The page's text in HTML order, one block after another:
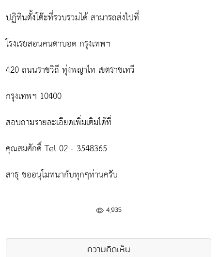
ปฏิทินตั้งโต๊ะที่รวบรวมได้ สามารถส่งไปที่
โรงเรยสอนคนตาบอด กรุงเทพฯ
420 ถนนราชวิถี ทุ่งพญาไท เขตราชเทวี
กรุงเทพฯ 10400
สอบถามรายละเอียดเพิ่มเติมได้ที่
คุณสมศักดิ์ Tel 02 - 3548365
สาธุ ขออนุโมทนากับทุกๆท่านครับ
4,935
ความคิดเห็น